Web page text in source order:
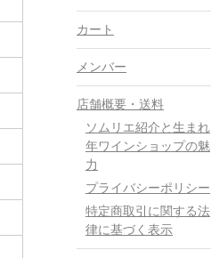
カート
メンバー
店舗概要・送料
ソムリエ紹介と生まれ
年ワインショップの魅
力
プライバシーポリシー
特定商取引に関する法
律に基づく表示